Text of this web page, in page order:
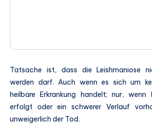
Tatsache ist, dass die Leishmaniose
werden darf. Auch wenn es sich um
heilbare Erkrankung handelt; nur, wenn
erfolgt oder ein schwerer Verlauf
unweigerlich der Tod.